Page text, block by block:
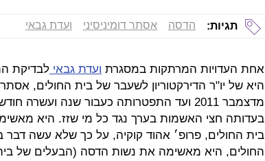
תגיות: הדסה אסתר דומיניסיני ועדת גבאי
אחת העדויות המרתקות במסגרת ועדת גבאי לבדיקת
היא של יו"ר הדירקטוריון לשעבר של בית החולים, אסתר
מדצמבר 2011 ועד התפטרותה כעבור שנה ועשרה
בעדותה חצי האשמות בערך נגד כל מי שזז. היא
בית החולים, פרופ׳ אהוד קוקיה, על כך שלא עשה
החולים, היא מאשימה את נשות הדסה (הבעלים של